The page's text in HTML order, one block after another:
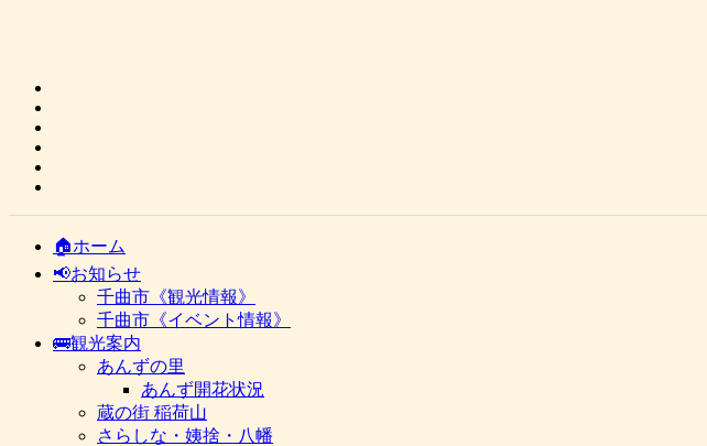
🏠ホーム
📢お知らせ
千曲市《観光情報》
千曲市《イベント情報》
🚌観光案内
あんずの里
あんず開花状況
蔵の街 稲荷山
さらしな・姨捨・八幡